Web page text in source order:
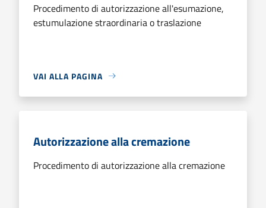
Procedimento di autorizzazione all'esumazione,
estumulazione straordinaria o traslazione
VAI ALLA PAGINA
Autorizzazione alla cremazione
Procedimento di autorizzazione alla cremazione